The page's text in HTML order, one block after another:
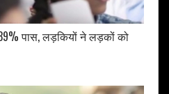
पास, लड़कियों ने लड़कों को